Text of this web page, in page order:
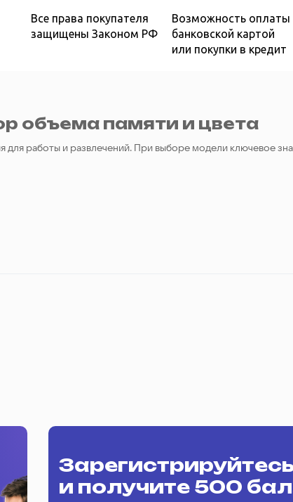
Все права покупателя
защищены Законом РФ
Возможность оплаты
банковской картой
или покупки в кредит
объема памяти и цвета
для работы и развлечений. При выборе модели ключевое
и получите 500